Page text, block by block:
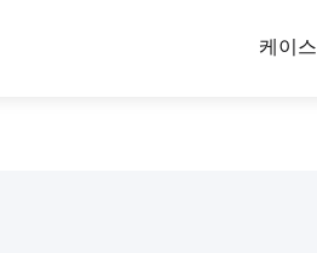
케이스